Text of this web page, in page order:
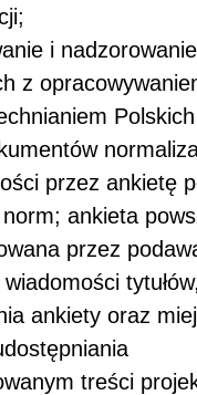
i nadzorowanie
z
przez ankietę
ankieta
przez
ankiety oraz
treści